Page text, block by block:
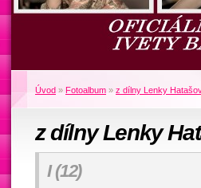
Úvod » Fotoalbum » z dílny Lenky
z dílny Lenky
I (12)